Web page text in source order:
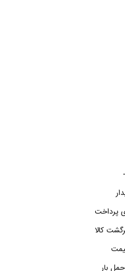
پرداخت
کالا
بار